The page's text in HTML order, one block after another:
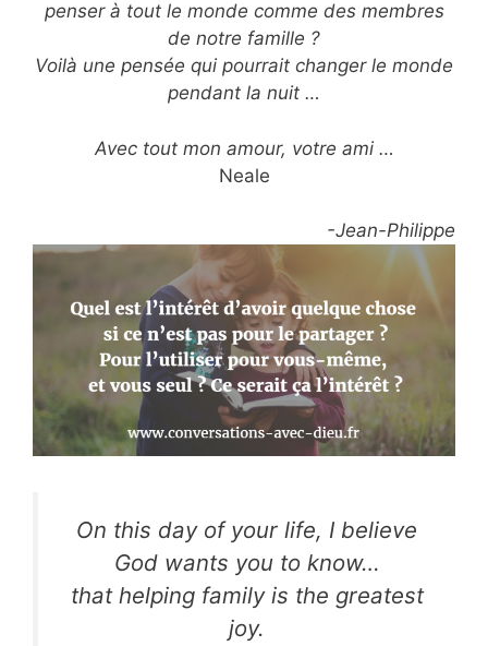
penser à tout le monde comme des membres
de notre famille ?
Voilà une pensée qui pourrait changer le monde
pendant la nuit …
Avec tout mon amour, votre ami …
Neale
-Jean-Philippe
On this day of your life, I believe
God wants you to know…
that helping family is the greatest
joy.